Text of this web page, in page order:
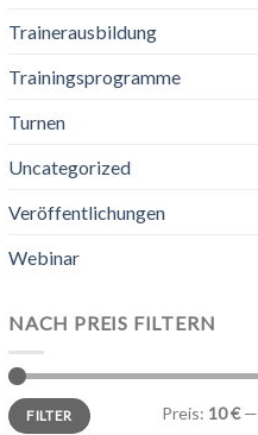
Trainerausbildung
Trainingsprogramme
Turnen
Uncategorized
Veröffentlichungen
Webinar
NACH PREIS FILTERN
Min.
Preis
Max.
PreisFILTER Preis: 10 €—